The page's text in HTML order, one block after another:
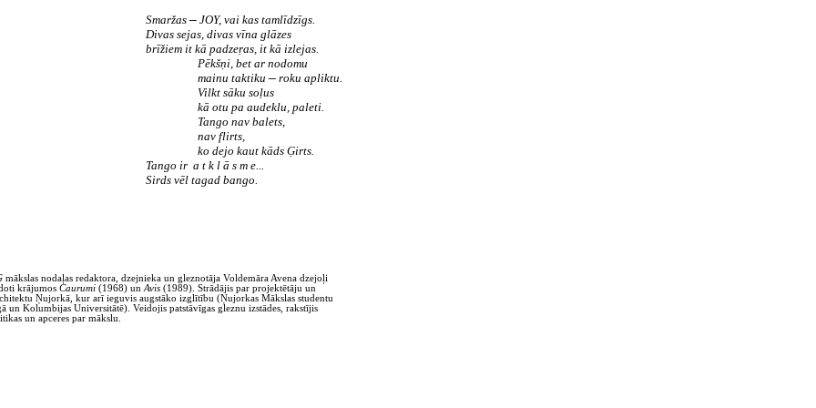
Smaržas —JOY, vai kas tamlīdzīgs.
Divas sejas, divas vīna glāzes
brīžiem it kā padzeŗas, it kā izlejas.
Pēkšņi, bet ar nodomu
mainu taktiku— roku apliktu.
Vilkt sāku soļus
kā otu pa audeklu, paleti.
Tango nav balets,
nav flirts,
ko dejo kaut kāds Ģirts.
Tango ir a t k l ā s m e...
Sirds vēl tagad bango.
mākslas nodaļas redaktora, dzejnieka un gleznotāja Voldemāra Avena dzejoļi
krājumos Caurumi (1968) un Avis (1989). Strādājis par projektētāju un
Ņujorkā, kur arī ieguvis augstāko izglītību (Ņujorkas Mākslas studentu
un Kolumbijas Universitātē). Veidojis patstāvīgas gleznu izstādes, rakstījis
un apceres par mākslu.